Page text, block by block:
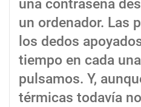
una contraseña
un ordenador. Las
los dedos
tiempo en cada
pulsamos. Y,
térmicas todavía